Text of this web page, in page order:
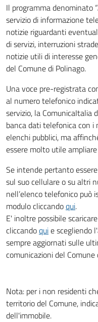
Il programma denominato
servizio di informazione
notizie riguardanti
di servizi, interruzioni
notizie utili di interesse
del Comune di Polinago.
Una voce pre-registrata
al numero telefonico
servizio, la ComunicaItalia
banca dati telefonica con i
elenchi pubblici, ma
essere molto utile
Se intende pertanto
sul suo cellulare o su altri
nell’elenco telefonico può
modulo cliccandoqui.
E' inoltre possibile
cliccandoquie scegliendo
sempre aggiornati sulle
comunicazioni del Comune
Nota: per i non residenti
territorio del Comune,
dell'immobile.